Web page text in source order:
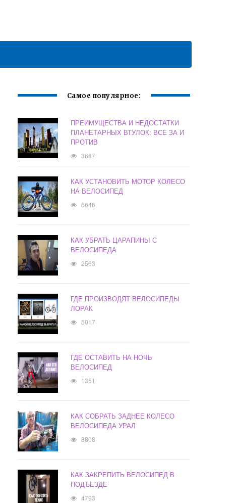
Самое популярное:
ПРЕИМУЩЕСТВА И НЕДОСТАТКИ
ПЛАНЕТАРНЫХ ВТУЛОК: ВСЕ ЗА И
ПРОТИВ
3687
КАК УСТАНОВИТЬ МОТОР КОЛЕСО
НА ВЕЛОСИПЕД
6646
КАК УБРАТЬ ЦАРАПИНЫ С
ВЕЛОСИПЕДА
2563
ГДЕ ПРОИЗВОДЯТ ВЕЛОСИПЕДЫ
ЛОРАК
5017
ГДЕ ОСТАВИТЬ НА НОЧЬ
ВЕЛОСИПЕД
1351
КАК СОБРАТЬ ЗАДНЕЕ КОЛЕСО
ВЕЛОСИПЕДА УРАЛ
8808
КАК ЗАКРЕПИТЬ ВЕЛОСИПЕД В
ПОДЪЕЗДЕ
4793